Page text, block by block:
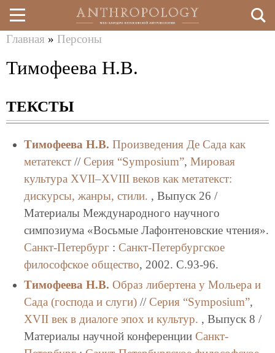
Перейти
к
содержанию
здесь
Главная » Персоны
Тимофеева Н.В.
ТЕКСТЫ
Тимофеева Н.В. Произведения Де Сада как
метатекст// Серия “Symposium”, Мировая
культура XVII–XVIII веков как метатекст:
дискурсы, жанры, стили. , Выпуск 26 /
Материалы Международного научного
симпозиума «Восьмые Лафонтеновские чтения».
Санкт-Петербург: Санкт-Петербургское
философское общество, 2002. C.93-96.
Тимофеева Н.В. Образ либертена у Мольера и
Сада (господа и слуги)// Серия “Symposium”,
XVII век в диалоге эпох и культур. , Выпуск 8 /
Материалы научной конференции Санкт-